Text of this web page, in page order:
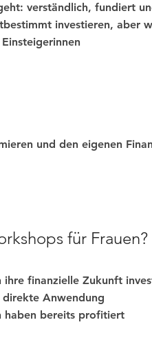
verständlich, fundiert
investieren, aber
und den eigenen
für Frauen?
finanzielle Zukunft
direkte Anwendung
haben bereits profitiert